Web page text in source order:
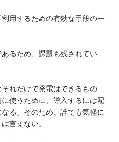
用するための有効な手段の一
るため、課題も残されてい
れだけで発電はできるもの
使うために、導入するには配
る。そのため、誰でも気軽に
言えない。